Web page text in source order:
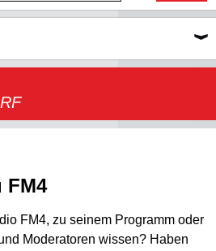
FM4
FM4, zu seinem Programm oder
Moderatoren wissen? Haben